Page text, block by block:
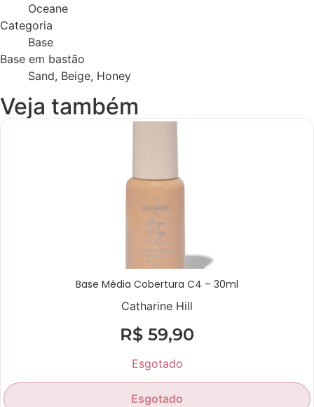
Oceane
Categoria
Base
Base em bastão
Sand, Beige, Honey
Veja também
Base Média Cobertura C4 – 30ml
Catharine Hill
R$ 59,90
Esgotado
Esgotado